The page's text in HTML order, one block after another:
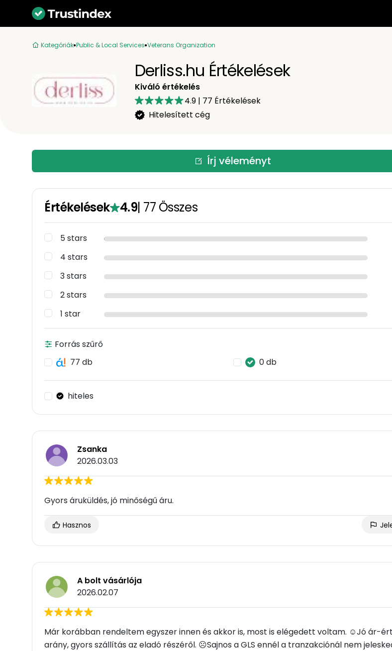
Kategóriák Public & Local Services Veterans Organization
Derliss.hu Értékelések
Kiváló értékelés
4.9 | 77 Értékelések
Hitelesített cég
Írj véleményt
Értékelések 4.9| 77 Összes
5 stars
4 stars
3 stars
2 stars
1 star
Forrás szűrő
77 db
0 db
hiteles
Zsanka
2026.03.03
Gyors áruküldés, jó minőségű áru.
Hasznos
A bolt vásárlója
2026.02.07
Már korábban rendeltem egyszer innen és akkor is, most is elégedett voltam. ☺Jó ár-
arány, gyors szállítás az eladó részéről. ☹Sajnos a GLS ennél a tranzakciónál nem